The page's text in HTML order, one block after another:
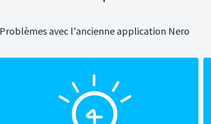
Problèmes avec l'ancienne application Nero